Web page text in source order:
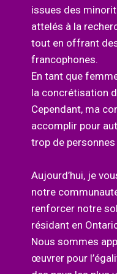
issues des
attelés à la
tout en offrant
francophones.
En tant que
la concrétisation
Cependant, ma
accomplir pour
trop de
Aujourd’hui, je
notre
renforcer notre
résidant en
Nous sommes
œuvrer pour